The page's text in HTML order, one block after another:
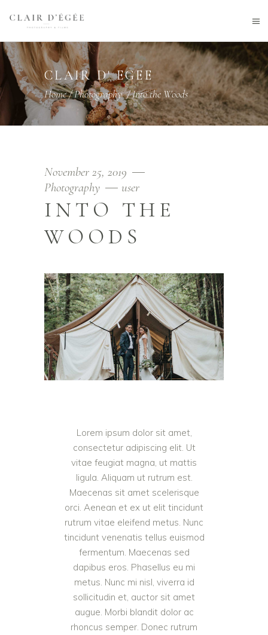
CLAIR D' EGEE
Home/Photography/Into the Woods
November 25, 2019
Photography
user
INTO THE
WOODS
Lorem ipsum dolor sit amet,
consectetur adipiscing elit. Ut
vitae feugiat magna, ut mattis
ligula. Aliquam ut rutrum est.
Maecenas sit amet scelerisque
orci. Aenean et ex ut elit tincidunt
rutrum vitae eleifend metus. Nunc
tincidunt venenatis tellus euismod
fermentum. Maecenas sed
dapibus eros. Phasellus eu mi
metus. Nunc mi nisl, viverra id
sollicitudin et, auctor sit amet
augue. Morbi blandit dolor ac
rhoncus semper. Donec rutrum